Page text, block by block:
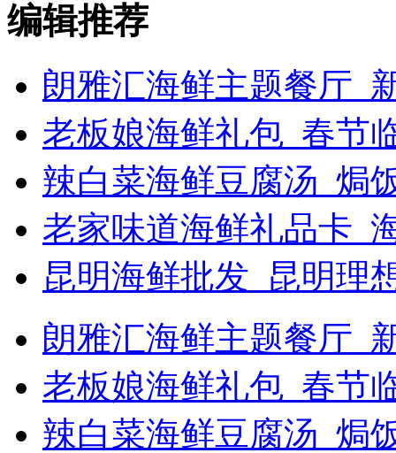
编辑推荐
朗雅汇海鲜主题餐厅_
老板娘海鲜礼包_春节
辣白菜海鲜豆腐汤_焗
老家味道海鲜礼品卡_
昆明海鲜批发_昆明理
朗雅汇海鲜主题餐厅_
老板娘海鲜礼包_春节
辣白菜海鲜豆腐汤_焗